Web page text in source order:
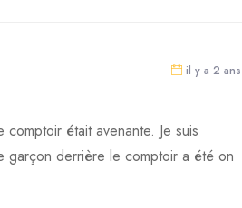
il y a 2 ans
était avenante. Je suis
garçon derrière le comptoir a été on